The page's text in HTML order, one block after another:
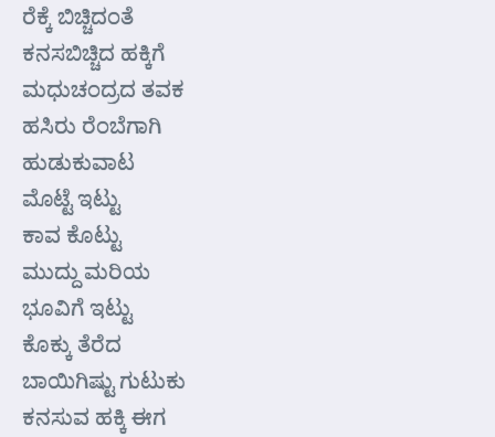
ರೆಕ್ಕೆ ಬಿಚ್ಚಿದಂತೆ
ಕನಸಬಿಚ್ಚಿದ ಹಕ್ಕಿಗೆ
ಮಧುಚಂದ್ರದ ತವಕ
ಹಸಿರು ರೆಂಬೆಗಾಗಿ
ಹುಡುಕುವಾಟ
ಮೊಟ್ಟೆ ಇಟ್ಟು
ಕಾವ ಕೊಟ್ಟು
ಮುದ್ದು ಮರಿಯ
ಭೂವಿಗೆ ಇಟ್ಟು
ಕೊಕ್ಕು ತೆರೆದ
ಬಾಯಿಗಿಷ್ಟು ಗುಟುಕು
ಕನಸುವ ಹಕ್ಕಿ ಈಗ